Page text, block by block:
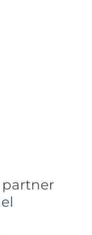
partner